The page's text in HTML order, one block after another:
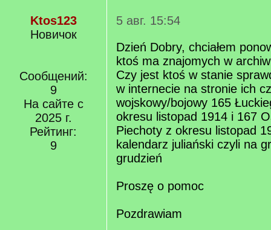
Ktos123
Новичок
Сообщений:
9
На сайте с
2025 г.
Рейтинг:
9
5 авг. 15:54
Dzień Dobry, chciałem
ktoś ma znajomych w
Czy jest ktoś w stanie
w internecie na stronie ich
wojskowy/bojowy 165
okresu listopad 1914 i 167
Piechoty z okresu listopad
kalendarz juliański czyli na
grudzień
Proszę o pomoc
Pozdrawiam